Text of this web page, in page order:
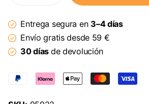
Entrega segura en 3–4 días
Envío gratis desde 59 €
30 días de devolución